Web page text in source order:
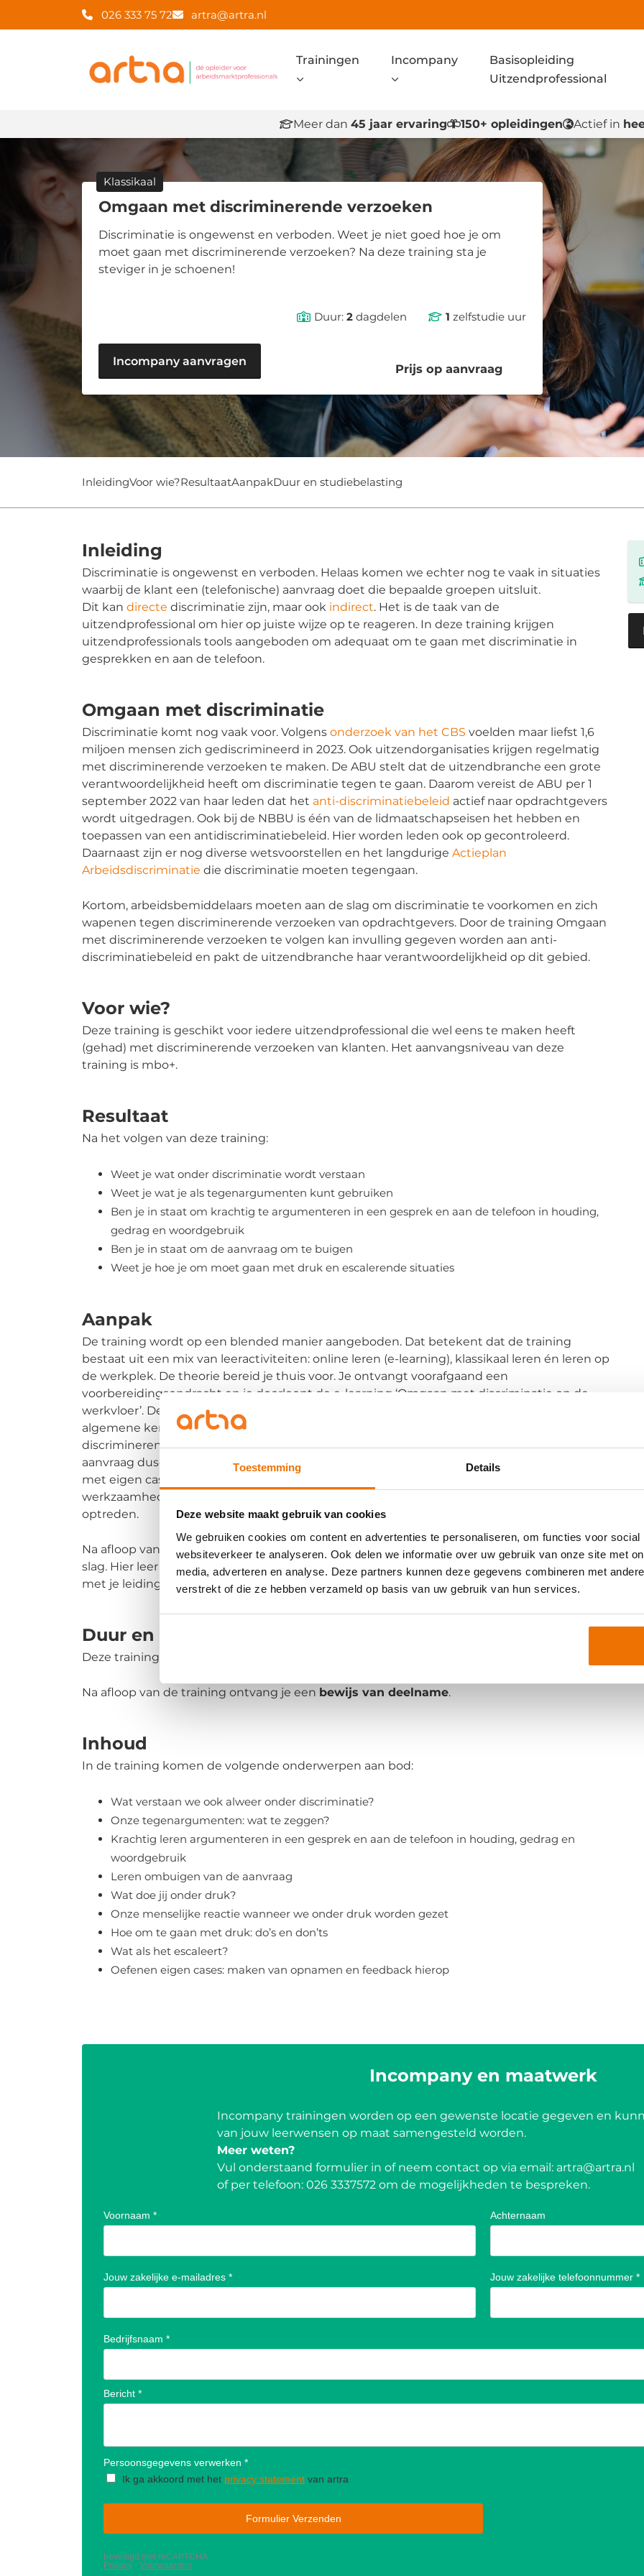
Toestemming Details
Deze website maakt gebruik van cookies
We gebruiken cookies om content en advertenties te personaliseren, om functies voor
websiteverkeer te analyseren. Ook delen we informatie over uw gebruik van onze site met
media, adverteren en analyse. Deze partners kunnen deze gegevens combineren met
verstrekt of die ze hebben verzameld op basis van uw gebruik van hun services.
026 333 75 72 artra@artra.nl
Trainingen Incompany
Basisopleiding
Uitzendprofessional
Meer dan 45 jaar ervaring 150+ opleidingen Actief in
Klassikaal
Omgaan met discriminerende verzoeken
Discriminatie is ongewenst en verboden. Weet je niet goed hoe je om
moet gaan met discriminerende verzoeken? Na deze training sta je
steviger in je schoenen!
Duur:2 dagdelen 1 zelfstudie uur
Incompany aanvragen
Prijs op aanvraag
InleidingVoor wie?ResultaatAanpakDuur en studiebelasting
Inleiding
Discriminatie is ongewenst en verboden. Helaas komen we echter nog te vaak in situaties
waarbij de klant een (telefonische) aanvraag doet die bepaalde groepen uitsluit.
Dit kan directe discriminatie zijn, maar ook indirect. Het is de taak van de
uitzendprofessional om hier op juiste wijze op te reageren. In deze training krijgen
uitzendprofessionals tools aangeboden om adequaat om te gaan met discriminatie in
gesprekken en aan de telefoon.
Omgaan met discriminatie
Discriminatie komt nog vaak voor. Volgens onderzoek van het CBS voelden maar liefst 1,6
miljoen mensen zich gediscrimineerd in 2023. Ook uitzendorganisaties krijgen regelmatig
met discriminerende verzoeken te maken. De ABU stelt dat de uitzendbranche een grote
verantwoordelijkheid heeft om discriminatie tegen te gaan. Daarom vereist de ABU per 1
september 2022 van haar leden dat het anti-discriminatiebeleid actief naar opdrachtgevers
wordt uitgedragen. Ook bij de NBBU is één van de lidmaatschapseisen het hebben en
toepassen van een antidiscriminatiebeleid. Hier worden leden ook op gecontroleerd.
Daarnaast zijn er nog diverse wetsvoorstellen en het langdurige Actieplan
Arbeidsdiscriminatie die discriminatie moeten tegengaan.
Kortom, arbeidsbemiddelaars moeten aan de slag om discriminatie te voorkomen en zich
wapenen tegen discriminerende verzoeken van opdrachtgevers. Door de training Omgaan
met discriminerende verzoeken te volgen kan invulling gegeven worden aan anti-
discriminatiebeleid en pakt de uitzendbranche haar verantwoordelijkheid op dit gebied.
Voor wie?
Deze training is geschikt voor iedere uitzendprofessional die wel eens te maken heeft
(gehad) met discriminerende verzoeken van klanten. Het aanvangsniveau van deze
training is mbo+.
Resultaat
Na het volgen van deze training:
Weet je wat onder discriminatie wordt verstaan
Weet je wat je als tegenargumenten kunt gebruiken
Ben je in staat om krachtig te argumenteren in een gesprek en aan de telefoon in houding,
gedrag en woordgebruik
Ben je in staat om de aanvraag om te buigen
Weet je hoe je om moet gaan met druk en escalerende situaties
Aanpak
De training wordt op een blended manier aangeboden. Dat betekent dat de training
bestaat uit een mix van leeractiviteiten: online leren (e-learning), klassikaal leren én leren op
de werkplek. De theorie bereid je thuis voor. Je ontvangt voorafgaand een
voorbereidingsopdracht en je doorloopt de e-learning ‘Omgaan met discriminatie op de
werkvloer’. De klassikale training heeft een voornamelijk praktische insteek. Naast
algemene kennis over discriminatie, krijg je tools toegereikt die je kan gebruiken om met
discriminerende verzoeken om te gaan. Je leert hoe je sterk staat en hoe je de
aanvraag dusdanig om kan buigen dat je de klant niet verliest. Dit doen we door te oefenen
met eigen cases. Door te oefenen, is het gemakkelijker om het in je dagelijkse
werkzaamheden te gebruiken. Daarnaast krijg je feedback van je medecursisten op je
optreden.
Na afloop van de klassikale bijeenkomst ga je met een aantal praktijkopdrachten aan de
slag. Hier leer je verder door te ervaren, te interacteren en te reflecteren. Het liefst samen
met je leidinggevende of een collega als buddy!
Duur en studiebelasting
Deze training duurt 1 dag (2 dagdelen). De voorbereiding duurt 1 uur.
Na afloop van de training ontvang je een bewijs van deelname.
Inhoud
In de training komen de volgende onderwerpen aan bod:
Wat verstaan we ook alweer onder discriminatie?
Onze tegenargumenten: wat te zeggen?
Krachtig leren argumenteren in een gesprek en aan de telefoon in houding, gedrag en
woordgebruik
Leren ombuigen van de aanvraag
Wat doe jij onder druk?
Onze menselijke reactie wanneer we onder druk worden gezet
Hoe om te gaan met druk: do’s en don’ts
Wat als het escaleert?
Oefenen eigen cases: maken van opnamen en feedback hierop
Incompany en maatwerk
Incompany trainingen worden op een gewenste locatie gegeven en
van jouw leerwensen op maat samengesteld worden.
Meer weten?
Vul onderstaand formulier in of neem contact op via email: artra@artra.nl
of per telefoon: 026 3337572 om de mogelijkheden te bespreken.